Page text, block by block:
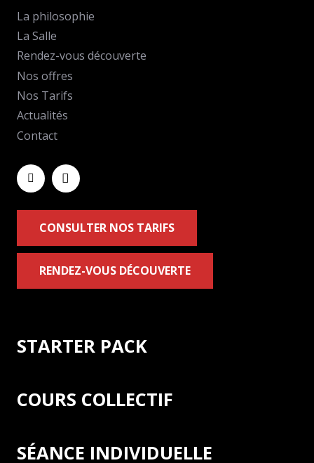
La philosophie
La Salle
Rendez-vous découverte
Nos offres
Nos Tarifs
Actualités
Contact
CONSULTER NOS TARIFS
RENDEZ-VOUS DÉCOUVERTE
STARTER PACK
COURS COLLECTIF
SÉANCE INDIVIDUELLE